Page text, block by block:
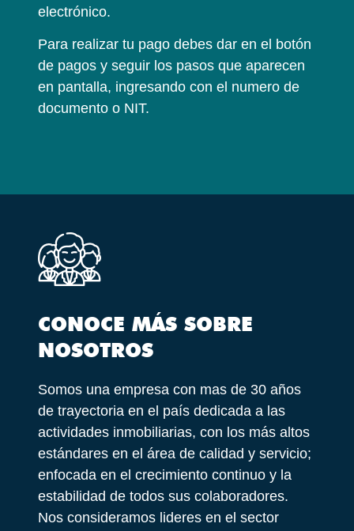
electrónico.
Para realizar tu pago debes dar en el botón
de pagos y seguir los pasos que aparecen
en pantalla, ingresando con el numero de
documento o NIT.
CONOCE MÁS SOBRE
NOSOTROS
Somos una empresa con mas de 30 años
de trayectoria en el país dedicada a las
actividades inmobiliarias, con los más altos
estándares en el área de calidad y servicio;
enfocada en el crecimiento continuo y la
estabilidad de todos sus colaboradores.
Nos consideramos lideres en el sector